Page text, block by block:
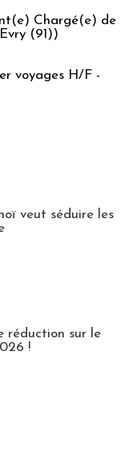
Chargé(e) de
(91))
voyages H/F -
veut séduire les
réduction sur le
!